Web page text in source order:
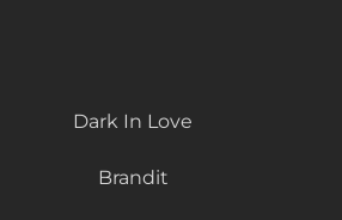
Dark In Love
Brandit